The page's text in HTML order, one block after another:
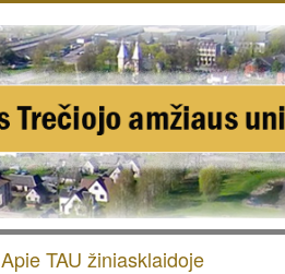
Apie TAU žiniasklaidoje